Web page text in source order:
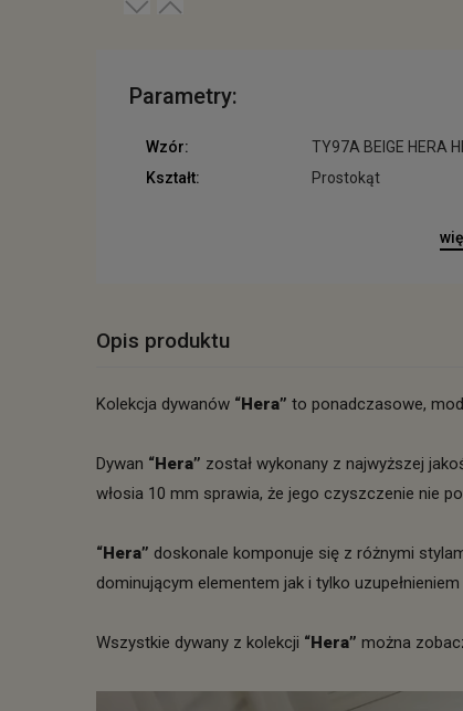
Parametry:
Wzór: TY97A BEIGE HERA
Kształt:
Prostokąt
Opis produktu
Kolekcja dywanów “Hera” to ponadczasowe,
Dywan “Hera” został wykonany z najwyższej
włosia 10 mm sprawia, że jego czyszczenie nie
“Hera” doskonale komponuje się z różnymi
dominującym elementem jak i tylko
Wszystkie dywany z kolekcji “Hera” można